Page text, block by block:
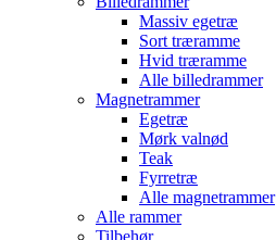
Massiv egetræ
Sort træramme
Hvid træramme
Alle billedrammer
Magnetrammer
Egetræ
Mørk valnød
Teak
Fyrretræ
Alle magnetrammer
Alle rammer
Tilbehør